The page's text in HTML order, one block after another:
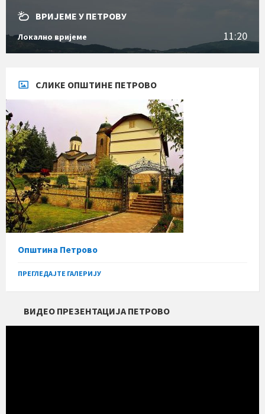
ВРИЈЕМЕ У ПЕТРОВУ
Локално вријеме 11:20
СЛИКЕ ОПШТИНЕ ПЕТРОВО
Општина Петрово
ПРЕГЛЕДАЈТЕ ГАЛЕРИЈУ
ВИДЕО ПРЕЗЕНТАЦИЈА ПЕТРОВО